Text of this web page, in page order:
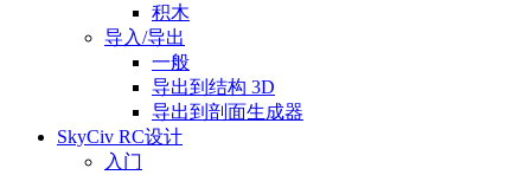
积木
导入/导出
一般
导出到结构 3D
导出到剖面生成器
SkyCiv RC设计
入门